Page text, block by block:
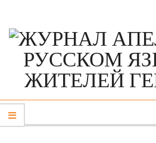
content
Primary
Navigation